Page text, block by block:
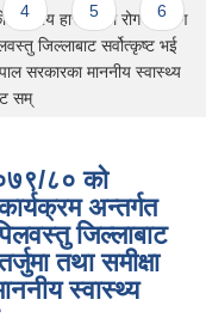
5 6 7
हात्तीपाइले रोग निवारण
जिल्लाबाट सर्वोत्कृष्ट भई
सरकारका माननीय स्वास्थ्य
सम्
८० को
अन्तर्गत
जिल्लाबाट
तथा समीक्षा
स्वास्थ्य